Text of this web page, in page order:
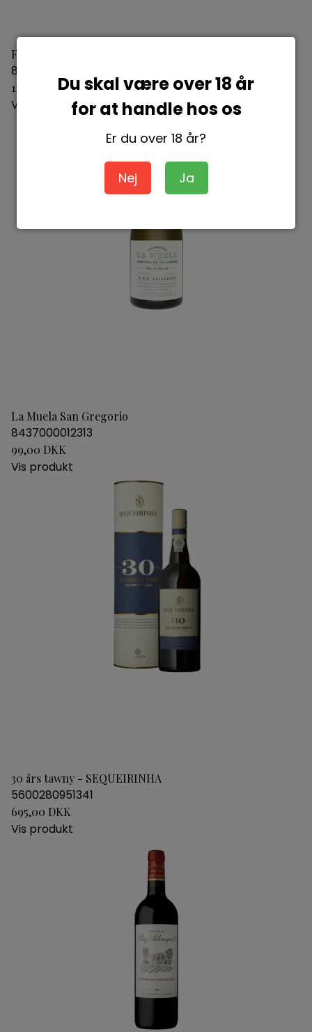
Du skal være over 18 år
for at handle hos os
Er du over 18 år?
Nej Ja
Faliero Langhe doc Nebbiolo
8027874077336
120,00 DKK
Vis produkt
La Muela San Gregorio
8437000012313
99,00 DKK
Vis produkt
30 års tawny - SEQUEIRINHA
5600280951341
695,00 DKK
Vis produkt